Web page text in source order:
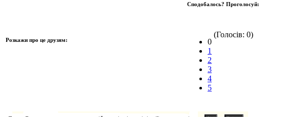
Розкажи про це друзям:
Сподобалось? Проголосуй:
0
1
2
3
4
5
(Голосів: 0)